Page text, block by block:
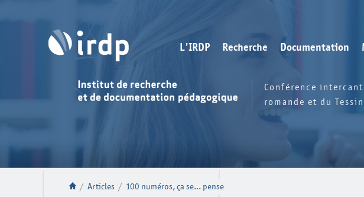
L'IRDP Recherche Documentation
Conférence
romande et du Tessin
/ Articles / 100 numéros, ça se... pense